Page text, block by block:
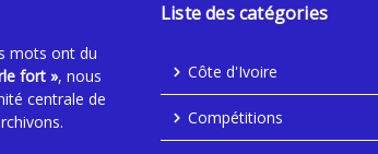
mots ont du
fort », nous
centrale de
Liste des catégories
Côte d'Ivoire
Compétitions